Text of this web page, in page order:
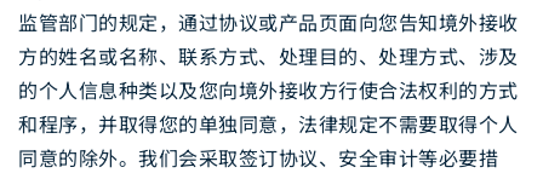
监管部门的规定，通过协议或产品页面向您告知境外接收
方的姓名或名称、联系方式、处理目的、处理方式、涉及
的个人信息种类以及您向境外接收方行使合法权利的方式
和程序，并取得您的单独同意，法律规定不需要取得个人
同意的除外。我们会采取签订协议、安全审计等必要措